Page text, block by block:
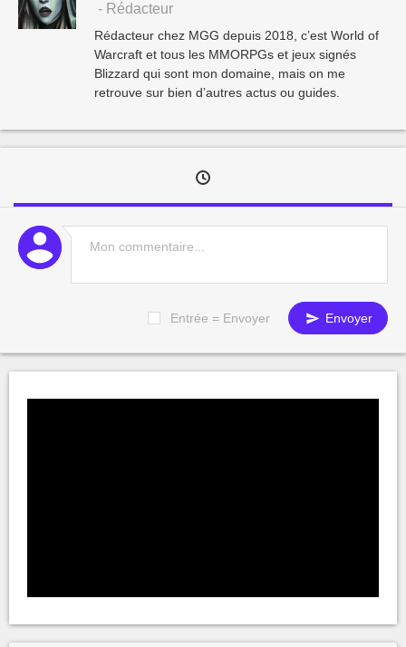
- Rédacteur
Rédacteur chez MGG depuis 2018, c’est World of
Warcraft et tous les MMORPGs et jeux signés
Blizzard qui sont mon domaine, mais on me
retrouve sur bien d’autres actus ou guides.
Entrée = Envoyer Envoyer